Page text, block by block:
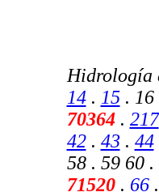
Hidrología
14. 15. 16
70364. 217
42. 43. 44
58 . 59 60 .
71520. 66.